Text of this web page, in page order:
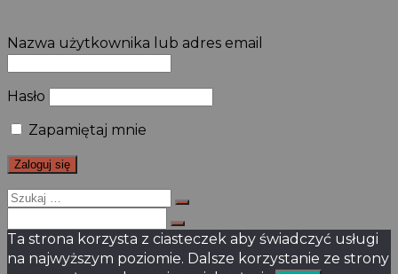
Nazwa użytkownika lub adres email
Hasło
Zapamiętaj mnie
Szukaj
dla:
Ta strona korzysta z ciasteczek aby świadczyć usługi
na najwyższym poziomie. Dalsze korzystanie ze strony